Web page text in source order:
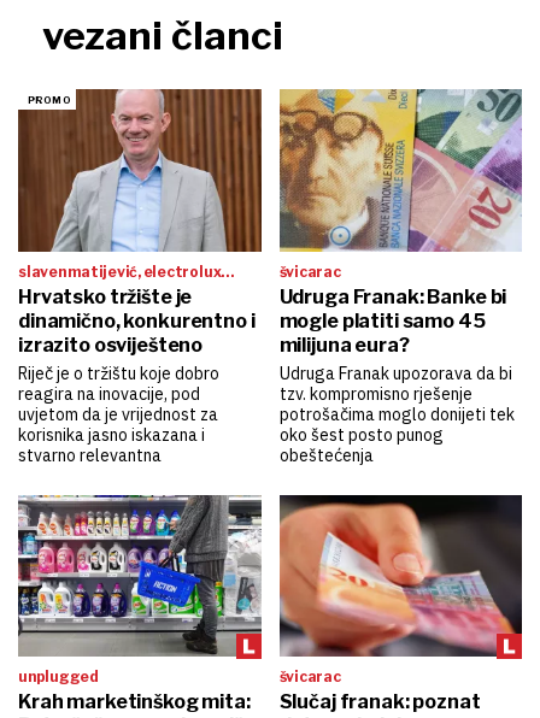
vezani članci
slaven matijević, electrolux
grupa
Hrvatsko tržište je
dinamično, konkurentno i
izrazito osviješteno
Riječ je o tržištu koje dobro
reagira na inovacije, pod
uvjetom da je vrijednost za
korisnika jasno iskazana i
stvarno relevantna
švicarac
Udruga Franak: Banke bi
mogle platiti samo 45
milijuna eura?
Udruga Franak upozorava da bi
tzv. kompromisno rješenje
potrošačima moglo donijeti tek
oko šest posto punog
obeštećenja
unplugged
Krah marketinškog mita:
švicarac
Slučaj franak: poznat